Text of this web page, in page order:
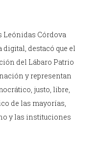
Leónidas Córdova
destacó que el
del Lábaro Patrio
y representan
justo, libre,
de las mayorías,
y las instituciones